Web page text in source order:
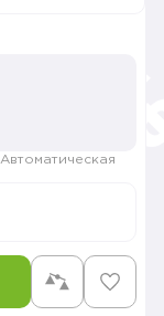
Автоматическая